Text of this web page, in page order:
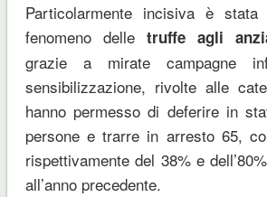
Particolarmente incisiva è
fenomeno delle truffe agli
grazie a mirate campagne
sensibilizzazione, rivolte alle
hanno permesso di deferire in
persone e trarre in arresto 65,
rispettivamente del 38% e
all’anno precedente.